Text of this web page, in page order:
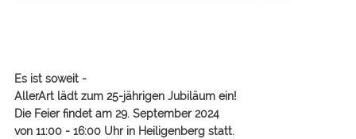
Es ist soweit -
AllerArt lädt zum 25-jährigen Jubiläum ein!
Die Feier findet am 29. September 2024
von 11:00 - 16:00 Uhr in Heiligenberg statt.